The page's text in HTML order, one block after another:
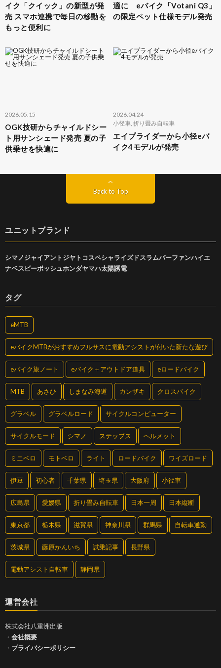
イク「クイック」の新型が発
売 スマホ連携で毎日の移動を
もっと便利に
適に eバイク「Votani Q3」
の限定ペット仕様モデル発売
2026.05.15
OGK技研からチャイルドシー
ト用サンシェード発売 夏の子
供乗せを快適に
2026.04.24
小径車, 折り畳み自転車
エイプライダーから小径eバ
イク4モデルが発売
Back to Top
ユニットブランド
シマノジャイアントジヤトコ スペシャライズドスラムバーファンハイエ
ナベスビーボッシュホンダヤマハ太陽誘電
タグ
eMTB
eバイクMTBがおすすめフルサスに電動アシストが付いた新たな遊び
eバイク旅ノート eバイク＋アウトドア道具 eロードバイク
MTB あさひ しまなみ海道 カンザキ クロスバイク
グラベル グラベルロード サイクルコンピューター
サイクルモード シマノ ステップス ヘルメット
ミニベロ モトベロ ライト ロードバイク ワイズロード
伊豆 初心者 千葉県 埼玉県 大阪府 小径車
広島県 愛媛県 折り畳み自転車 日本一周 日本縦断
東京都 栃木県 滋賀県 神奈川県 群馬県 自転車通勤
茨城県 藤原かんいち 試乗記事 長野県
電動アシスト自転車 静岡県
運営会社
株式会社八重洲出版
・ 会社概要
・ プライバシーポリシー